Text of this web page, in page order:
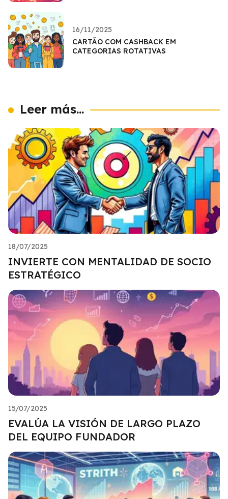
16/11/2025
CARTÃO COM CASHBACK EM
CATEGORIAS ROTATIVAS
Leer más...
18/07/2025
INVIERTE CON MENTALIDAD DE SOCIO
ESTRATÉGICO
15/07/2025
EVALÚA LA VISIÓN DE LARGO PLAZO
DEL EQUIPO FUNDADOR